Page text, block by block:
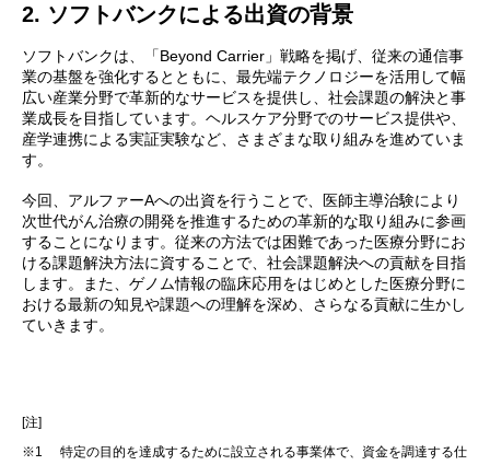
2. ソフトバンクによる出資の背景
ソフトバンクは、「Beyond Carrier」戦略を掲げ、従来の通信事
業の基盤を強化するとともに、最先端テクノロジーを活用して幅
広い産業分野で革新的なサービスを提供し、社会課題の解決と事
業成長を目指しています。ヘルスケア分野でのサービス提供や、
産学連携による実証実験など、さまざまな取り組みを進めていま
す。
今回、アルファーAへの出資を行うことで、医師主導治験により
次世代がん治療の開発を推進するための革新的な取り組みに参画
することになります。従来の方法では困難であった医療分野にお
ける課題解決方法に資することで、社会課題解決への貢献を目指
します。また、ゲノム情報の臨床応用をはじめとした医療分野に
おける最新の知見や課題への理解を深め、さらなる貢献に生かし
ていきます。
[注]
※1
特定の目的を達成するために設立される事業体で、資金を調達する仕